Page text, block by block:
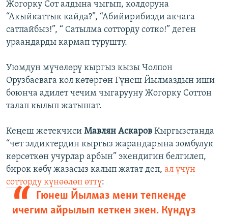
Жогорку Сот алдына чыгып, колдоруна
“Акыйкаттык кайда?”, “Абийирибизди акчага
сатпайбыз!”, “ Сатылма сотторду сотко!” деген
ураандарды кармап турушту.
Уюмдун мүчөлөрү кыргыз кызы Чолпон
Орузбаевага кол көтөргөн Гүнеш Йылмаздын иши
боюнча адилет чечим чыгарууну Жогорку Соттон
талап кылып жатышат.
Кеңеш жетекчиси Мавлян Аскаров Кыргызстанда
“чет элдиктердин кыргыз жарандарына зомбулук
көрсөткөн учурлар арбын” экендигин белгилеп,
бирок көбү жазасыз калып жатат деп, ал үчүн
сотторду күнөөлөп өттү:
Гюнеш Йылмаз мени тепкенде
ичегим айрылып кеткен экен. Күндүз